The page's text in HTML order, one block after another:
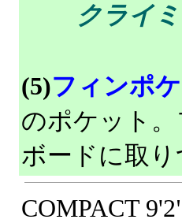
クライ
(5)フィンポ
のポケット
ボードに取り
COMPACT